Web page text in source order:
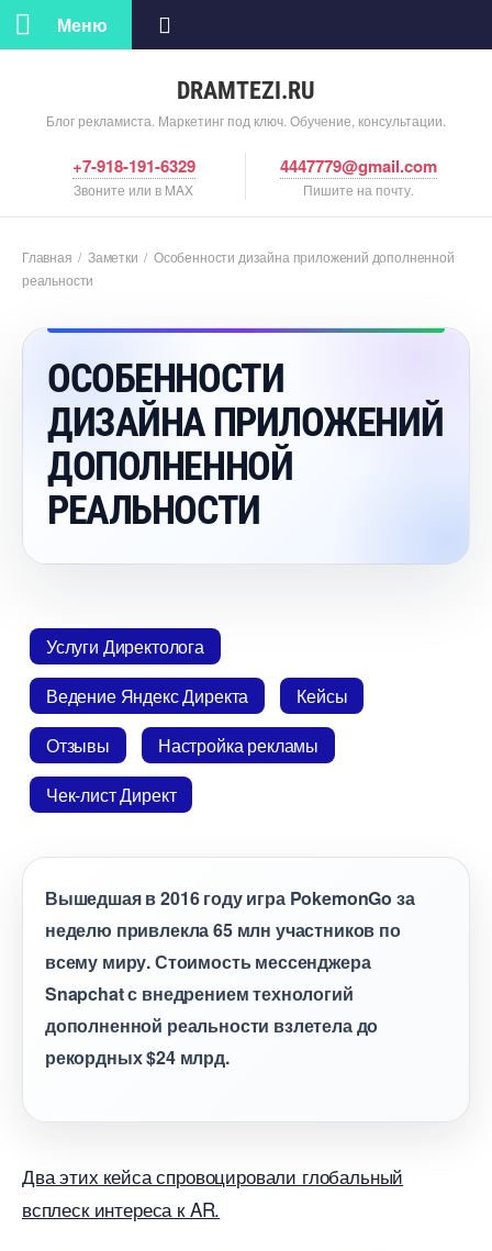
DRAMTEZI.RU
Блог рекламиста. Маркетинг под ключ. Обучение, консультации.
Меню
+7-918-191-6329
Звоните или в MAX
4447779@gmail.com
Пишите на почту.
Главная / Заметки / Особенности дизайна приложений дополненной
реальности
ОСОБЕННОСТИ
ДИЗАЙНА ПРИЛОЖЕНИЙ
ДОПОЛНЕННОЙ
РЕАЛЬНОСТИ
Услуги Директолога
едение Яндекс Директа
Кейсы
Отзывы
Настройка рекламы
Чек-лист Директ
ышедшая в 2016 году игра PokemonGo за
неделю привлекла 65 млн участников по
сему миру. Стоимость мессенджера
Snapchat с внедрением технологий
дополненной реальности взлетела до
рекордных $24 млрд.
Два этих кейса спровоцировали глобальный
сплеск интереса к AR.